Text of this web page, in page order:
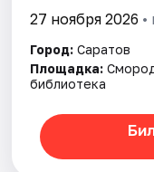
Рейтинги
27 ноября 2026 •
Город: Саратов
Площадка:
библиотека